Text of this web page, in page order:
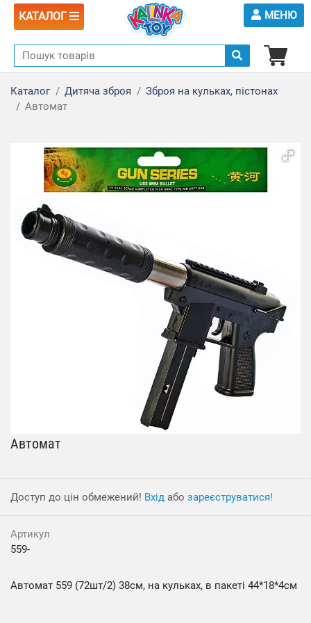
КАТАЛОГ МЕНЮ
Каталог Дитяча зброя
Зброя на кульках, пістонах
Автомат
Автомат
Доступ до цін обмежений! Вхід або зареєструватися!
Артикул
559-
Автомат 559 (72шт/2) 38см, на кульках, в пакеті 44*18*4см